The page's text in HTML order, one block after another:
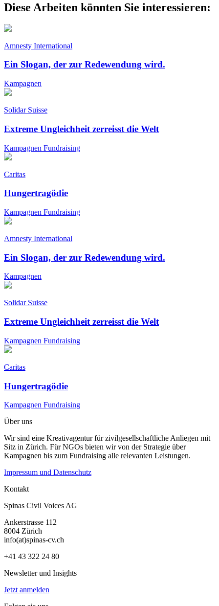
Diese Arbeiten könnten Sie interessieren:
Amnesty International
Ein Slogan, der zur Redewendung wird.
Kampagnen
Solidar Suisse
Extreme Ungleichheit zerreisst die Welt
Kampagnen Fundraising
Caritas
Hungertragödie
Kampagnen Fundraising
Amnesty International
Ein Slogan, der zur Redewendung wird.
Kampagnen
Solidar Suisse
Extreme Ungleichheit zerreisst die Welt
Kampagnen Fundraising
Caritas
Hungertragödie
Kampagnen Fundraising
Über uns
Wir sind eine Kreativagentur für zivilgesellschaftliche Anliegen mit
Sitz in Zürich. Für NGOs bieten wir von der Strategie über
Kampagnen bis zum Fundraising alle relevanten Leistungen.
Impressum und Datenschutz
Kontakt
Spinas Civil Voices AG
Ankerstrasse 112
8004 Zürich
info(at)spinas-cv.ch
+41 43 322 24 80
Newsletter und Insights
Jetzt anmelden